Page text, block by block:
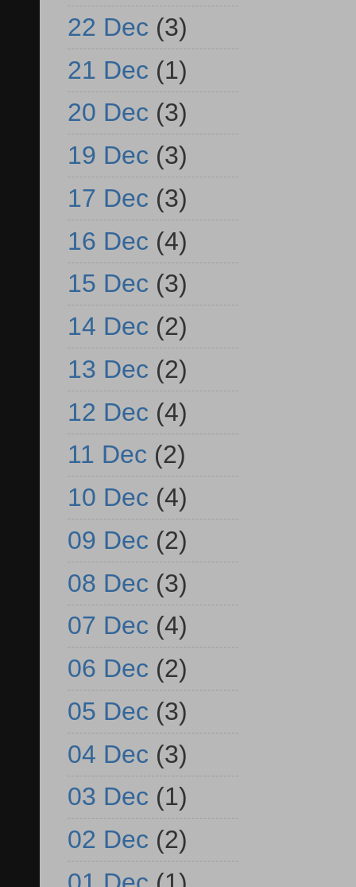
22 Dec (3)
21 Dec (1)
20 Dec (3)
19 Dec (3)
17 Dec (3)
16 Dec (4)
15 Dec (3)
14 Dec (2)
13 Dec (2)
12 Dec (4)
11 Dec (2)
10 Dec (4)
09 Dec (2)
08 Dec (3)
07 Dec (4)
06 Dec (2)
05 Dec (3)
04 Dec (3)
03 Dec (1)
02 Dec (2)